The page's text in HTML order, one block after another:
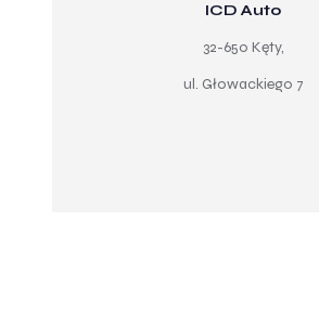
ICD Auto
32-650 Kęty,
ul. Głowackiego 7